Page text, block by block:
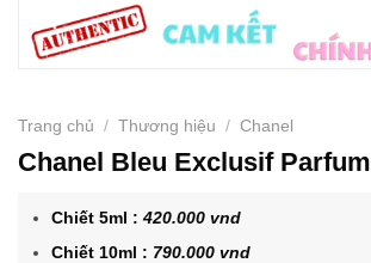
Trang chủ / Thương hiệu / Chanel
Chanel Bleu Exclusif Parfum
Chiết 5ml :420.000 vnd
Chiết 10ml : 790.000 vnd